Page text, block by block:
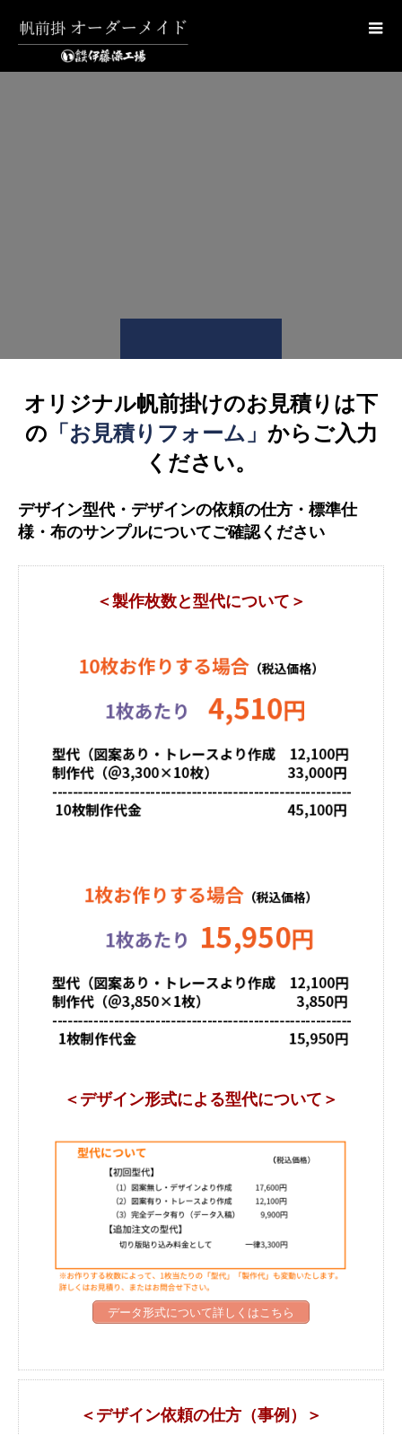
オリジナル帆前掛けのお見積りは下
の 「お見積りフォーム」 からご入力
ください。
デザイン型代・デザインの依頼の仕方・標準仕
様・布のサンプルについてご確認ください
＜製作枚数と型代について＞
＜デザイン形式による型代について＞
データ形式について詳しくはこちら
＜デザイン依頼の仕方（事例）＞